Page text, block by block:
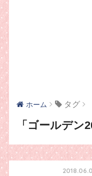
ホーム タグ
「ゴールデン